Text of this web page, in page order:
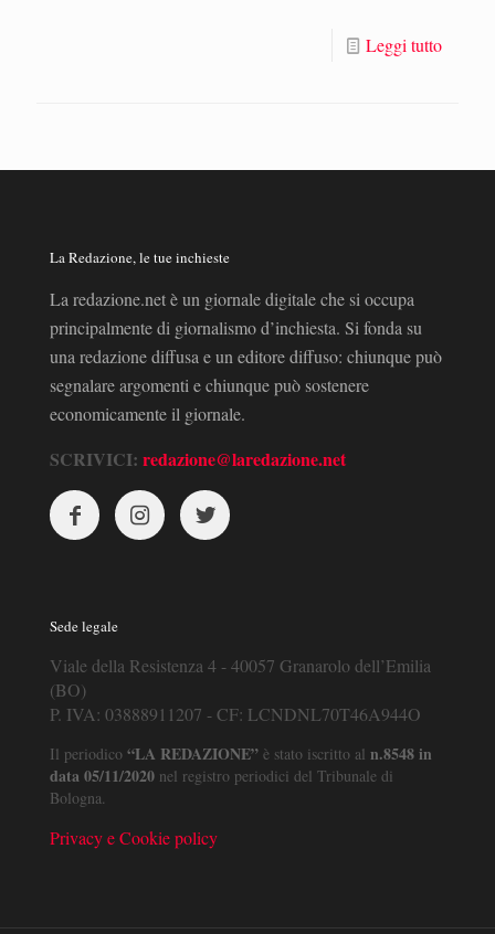
Leggi tutto
La Redazione, le tue inchieste
La redazione.net è un giornale digitale che si occupa
principalmente di giornalismo d’inchiesta. Si fonda su
una redazione diffusa e un editore diffuso: chiunque può
segnalare argomenti e chiunque può sostenere
economicamente il giornale.
SCRIVICI: redazione@laredazione.net
Sede legale
Viale della Resistenza 4 - 40057 Granarolo dell’Emilia
(BO)
P. IVA: 03888911207 - CF: LCNDNL70T46A944O
Il periodico “LA REDAZIONE” è stato iscritto al n.8548 in
data 05/11/2020 nel registro periodici del Tribunale di
Bologna.
Privacy e Cookie policy